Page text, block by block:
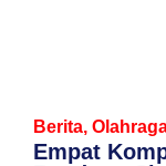
Berita,
Empat